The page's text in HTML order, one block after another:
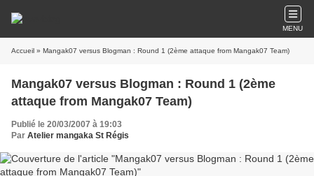
MENU
Accueil » Mangak07 versus Blogman : Round 1 (2ème attaque from Mangak07 Team)
Mangak07 versus Blogman : Round 1 (2ème
attaque from Mangak07 Team)
Publié le 20/03/2007 à 19:03
Par Atelier mangaka St Régis